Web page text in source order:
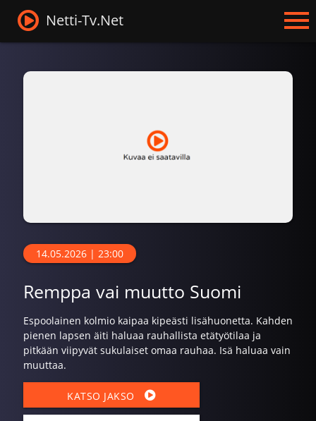
Netti-Tv.Net
14.05.2026 | 23:00
Remppa vai muutto Suomi
Espoolainen kolmio kaipaa kipeästi lisähuonetta. Kahden
pienen lapsen äiti haluaa rauhallista etätyötilaa ja
pitkään viipyvät sukulaiset omaa rauhaa. Isä haluaa vain
muuttaa.
KATSO JAKSO